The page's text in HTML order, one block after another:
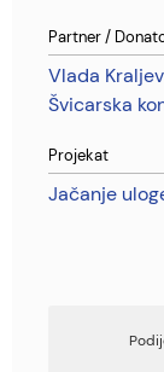
Partner /
Vlada
Švicarska
Projekat
Jačanje